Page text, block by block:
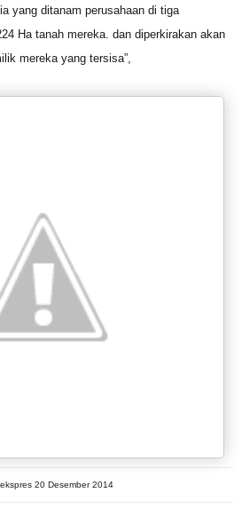
yang ditanam perusahaan di tiga
Ha tanah mereka. dan diperkirakan akan
mereka yang tersisa”,
20 Desember 2014